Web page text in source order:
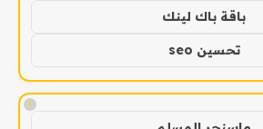
باقة باك لينك
تحسين seo
!